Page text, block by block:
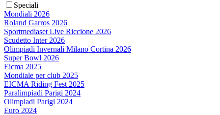
Speciali
Mondiali 2026
Roland Garros 2026
Sportmediaset Live Riccione 2026
Scudetto Inter 2026
Olimpiadi Invernali Milano Cortina 2026
Super Bowl 2026
Eicma 2025
Mondiale per club 2025
EICMA Riding Fest 2025
Paralimpiadi Parigi 2024
Olimpiadi Parigi 2024
Euro 2024